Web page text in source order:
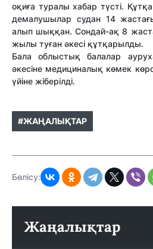
оқиға туралы хабар түсті.
демалушылар судан 14 жастағы
алып шыққан. Сондай-ақ 8
жылы туған әкесі құтқарылды.
Бала облыстық балалар
әкесіне медициналық көмек
үйіне жіберілді.
#ЖАҢАЛЫҚТАР
Бөлісу:
Жаңалықтар